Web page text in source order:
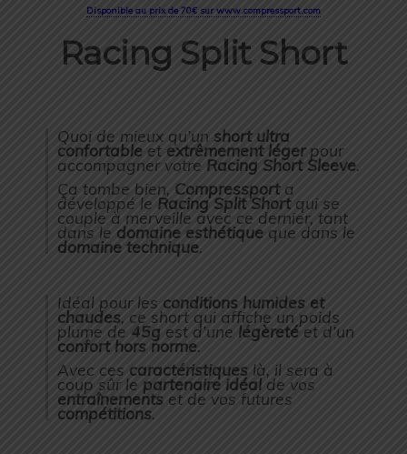
Disponible au prix de 70€ sur www.compressport.com
Racing Split Short
Quoi de mieux qu’un short ultra
confortable et extrêmement légerpour
accompagner votre Racing Short Sleeve.
Ça tombe bien, Compressporta
développé le Racing Split Short qui se
couple à merveille avec ce dernier, tant
dans le domaine esthétique que dans le
domaine technique.
Idéal pour les conditions humides et
chaudes, ce short qui affiche un poids
plume de 45g est d’une légèretéet d’un
confort hors norme.
Avec ces caractéristiques là, il sera à
coup sûr le partenaire idéal de vos
entraînements et de vos futures
compétitions.